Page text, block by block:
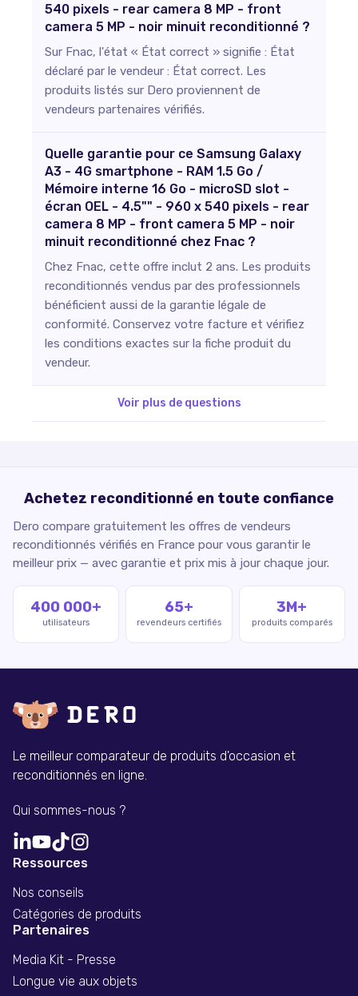
540 pixels - rear camera 8 MP - front
camera 5 MP - noir minuit reconditionné ?
Sur Fnac, l'état « État correct » signifie : État
déclaré par le vendeur : État correct. Les
produits listés sur Dero proviennent de
vendeurs partenaires vérifiés.
Quelle garantie pour ce Samsung Galaxy
A3 - 4G smartphone - RAM 1.5 Go /
Mémoire interne 16 Go - microSD slot -
écran OEL - 4.5"" - 960 x 540 pixels - rear
camera 8 MP - front camera 5 MP - noir
minuit reconditionné chez Fnac ?
Chez Fnac, cette offre inclut 2 ans. Les produits
reconditionnés vendus par des professionnels
bénéficient aussi de la garantie légale de
conformité. Conservez votre facture et vérifiez
les conditions exactes sur la fiche produit du
vendeur.
Voir plus de questions
Achetez reconditionné en toute confiance
Dero compare gratuitement les offres de vendeurs
reconditionnés vérifiés en France pour vous garantir le
meilleur prix — avec garantie et prix mis à jour chaque jour.
400 000+
utilisateurs
65+
revendeurs certifiés
3M+
produits comparés
Le meilleur comparateur de produits d'occasion et
reconditionnés en ligne.
Qui sommes-nous ?
Ressources
Nos conseils
Catégories de produits
Partenaires
Media Kit - Presse
Longue vie aux objets